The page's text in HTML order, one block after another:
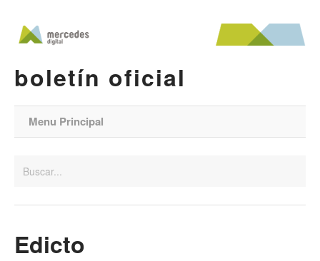
boletín oficial
Menu Principal
Edicto